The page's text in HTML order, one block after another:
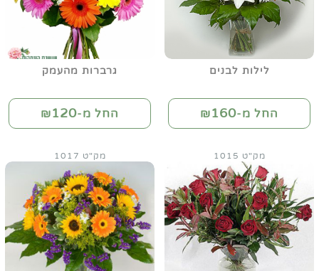
לילות לבנים
החל מ-₪160
גרברות מהעמק
החל מ-₪120
מק"ט 1015 מק"ט 1017